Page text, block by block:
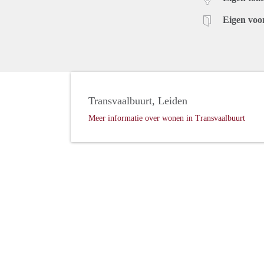
Eigen
Transvaalbuurt, Leiden
Meer informatie over wonen in Transvaalbuurt